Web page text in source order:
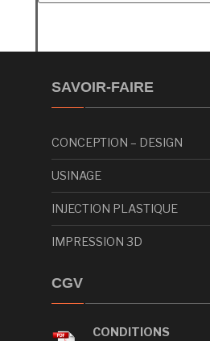
SAVOIR-FAIRE
CONCEPTION – DESIGN
USINAGE
INJECTION PLASTIQUE
IMPRESSION 3D
CGV
CONDITIONS